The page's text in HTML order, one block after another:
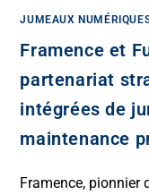
JUMEAUX
Framence et
partenariat
intégrées de
maintenance
Framence, pionnier